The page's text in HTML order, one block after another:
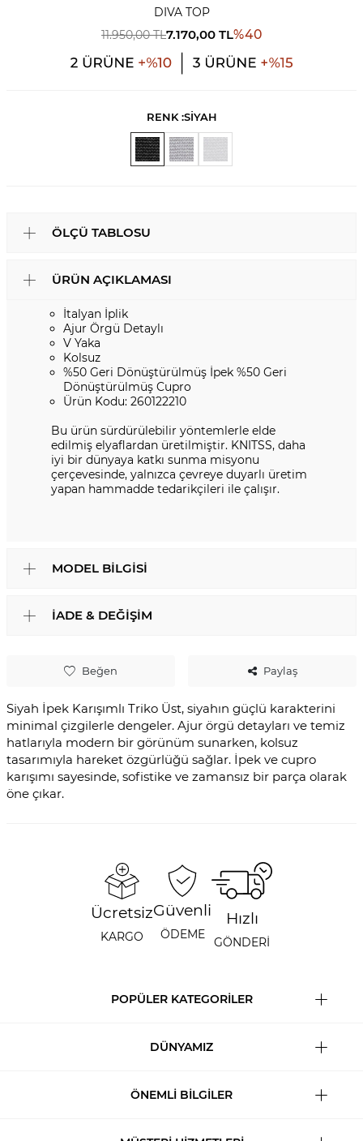
DIVA TOP
11.950,00TL7.170,00 TL%40
RENK :SİYAH
Beğen Paylaş
Siyah İpek Karışımlı Triko Üst, siyahın güçlü karakterini
minimal çizgilerle dengeler. Ajur örgü detayları ve temiz
hatlarıyla modern bir görünüm sunarken, kolsuz
tasarımıyla hareket özgürlüğü sağlar. İpek ve cupro
karışımı sayesinde, sofistike ve zamansız bir parça olarak
öne çıkar.
ÖLÇÜ TABLOSU
ÜRÜN AÇIKLAMASI
İtalyan İplik
Ajur Örgü Detaylı
V Yaka
Kolsuz
%50 Geri Dönüştürülmüş İpek %50 Geri
Dönüştürülmüş Cupro
Ürün Kodu: 260122210
Bu ürün sürdürülebilir yöntemlerle elde
edilmiş elyaflardan üretilmiştir. KNITSS, daha
iyi bir dünyaya katkı sunma misyonu
çerçevesinde, yalnızca çevreye duyarlı üretim
yapan hammadde tedarikçileri ile çalışır.
MODEL BILGISI
İADE & DEĞIŞIM
Ücretsiz
KARGO
Güvenli
ÖDEME
Hızlı
GÖNDERİ
POPÜLER KATEGORİLER
DÜNYAMIZ
ÖNEMLİ BİLGİLER